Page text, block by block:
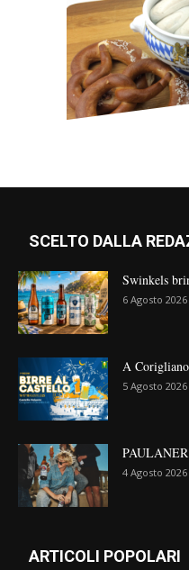
SCELTO DALLA
Swinkels
6 Agosto 2026
A
5 Agosto 2026
4 Agosto 2026
ARTICOLI POPOLARI